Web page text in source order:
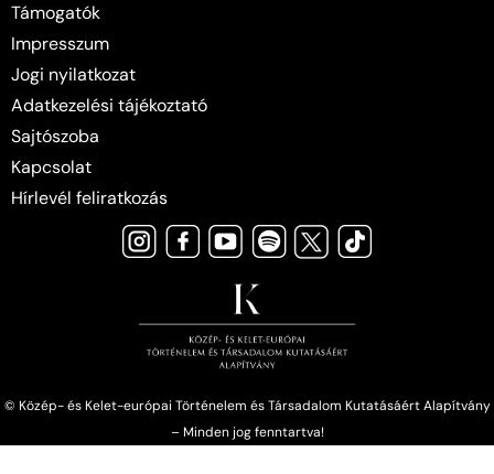
Támogatók
Impresszum
Jogi nyilatkozat
Adatkezelési tájékoztató
Sajtószoba
Kapcsolat
Hírlevél feliratkozás
© Közép- és Kelet-európai Történelem és Társadalom Kutatásáért Alapítvány
– Minden jog fenntartva!